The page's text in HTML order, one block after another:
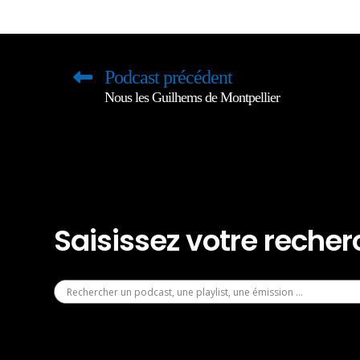
Podcast précédent
Nous les Guilhems de Montpellier
Saisissez votre